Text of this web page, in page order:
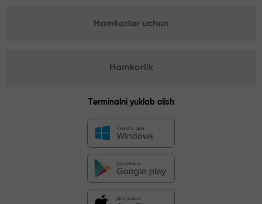
Hamkorlar uchun
Hamkorlik
Terminalni yuklab olish